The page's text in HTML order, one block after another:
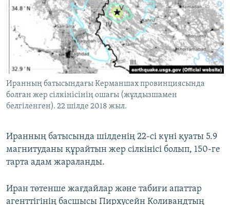
Русский
ЖАЗЫЛЫҢЫЗ
Басқа тілдерде
Иранның батысындағы Керманшах провинциясында
болған жер сілкінісінің ошағы (жұлдызшамен
белгіленген). 22 шілде 2018 жыл.
Иранның батысында шілденің 22-сі күні қуаты 5.9
магнитуданы құрайтын жер сілкінісі болып, 150-ге
тарта адам жараланды.
Иран төтенше жағдайлар және табиғи апаттар
агенттігінің басшысы Пирхусейн Коливандтың